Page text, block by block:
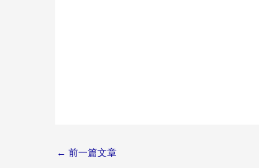
Post
← 前一篇文章